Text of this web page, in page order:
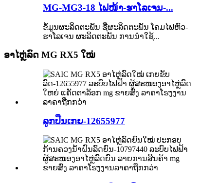
MG-MG3-18 ໄຟໜ້າ-ຮາໂລເຈນ-...
ຂໍ້ມູນຜະລິດຕະພັນ ຊື່ຜະລິດຕະພັນ ໂຄມໄຟຫົວ-
ຮາໂລເຈນ ຜະລິດຕະພັນ ການນຳໃຊ້...
ອາໄຫຼ່ລົດ MG RX5 ໃໝ່
ລູກປືນເກຍ-12655977